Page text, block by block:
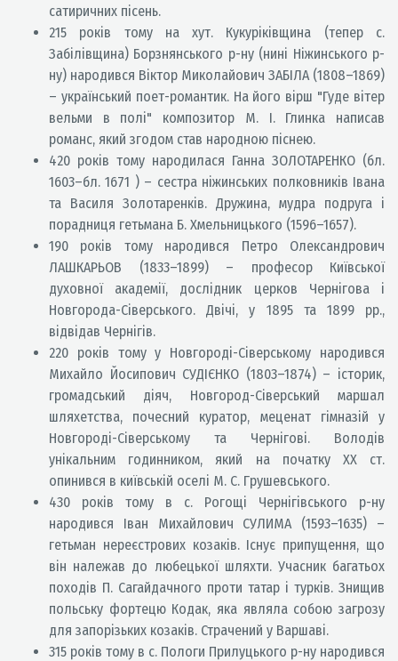
сатиричних пісень.
215 років тому на хут. Кукуріківщина (тепер с.
Забілівщина) Борзнянського р-ну (нині Ніжинського р-
ну) народився Віктор Миколайович ЗАБІЛА (1808–1869)
– український поет-романтик. На його вірш "Гуде вітер
вельми в полі" композитор М. І. Глинка написав
романс, який згодом став народною піснею.
420 років тому народилася Ганна ЗОЛОТАРЕНКО (бл.
1603–бл. 1671 ) – сестра ніжинських полковників Івана
та Василя Золотаренків. Дружина, мудра подруга і
порадниця гетьмана Б. Хмельницького (1596–1657).
190 років тому народився Петро Олександрович
ЛАШКАРЬОВ (1833–1899) – професор Київської
духовної академії, дослідник церков Чернігова і
Новгорода-Сіверського. Двічі, у 1895 та 1899 рр.,
відвідав Чернігів.
220 років тому у Новгороді-Сіверському народився
Михайло Йосипович СУДІЄНКО (1803–1874) – історик,
громадський діяч, Новгород-Сіверський маршал
шляхетства, почесний куратор, меценат гімназій у
Новгороді-Сіверському та Чернігові. Володів
унікальним годинником, який на початку ХХ ст.
опинився в київській оселі М. С. Грушевського.
430 років тому в с. Рогощі Чернігівського р-ну
народився Іван Михайлович СУЛИМА (1593–1635) –
гетьман нереєстрових козаків. Існує припущення, що
він належав до любецької шляхти. Учасник багатьох
походів П. Сагайдачного проти татар і турків. Знищив
польську фортецю Кодак, яка являла собою загрозу
для запорізьких козаків. Страчений у Варшаві.
315 років тому в с. Пологи Прилуцького р-ну народився